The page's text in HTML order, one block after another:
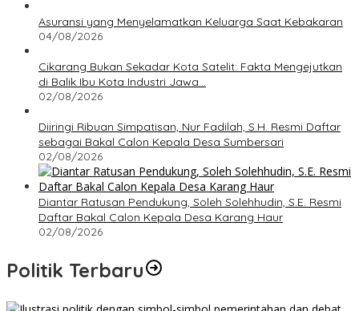
Asuransi yang Menyelamatkan Keluarga Saat Kebakaran
04/08/2026
Cikarang Bukan Sekadar Kota Satelit: Fakta Mengejutkan
di Balik Ibu Kota Industri Jawa…
02/08/2026
Diiringi Ribuan Simpatisan, Nur Fadilah, S.H. Resmi Daftar
sebagai Bakal Calon Kepala Desa Sumbersari
02/08/2026
Diantar Ratusan Pendukung, Soleh Solehhudin, S.E. Resmi
Daftar Bakal Calon Kepala Desa Karang Haur
02/08/2026
Politik Terbaru